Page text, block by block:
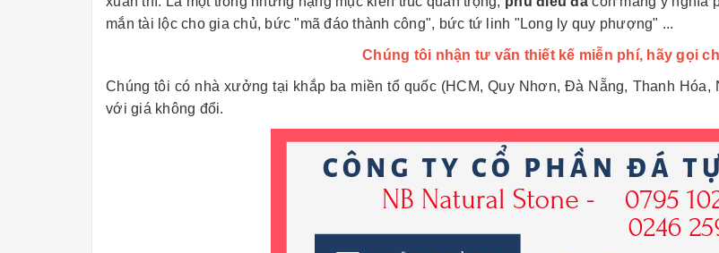
mắn tài lộc cho gia chủ, bức "mã đáo thành công", bức tứ linh "Long ly quy phượng" ...
Chúng tôi nhận tư vấn thiết kế miễn phí, hãy gọi
Chúng tôi có nhà xưởng tại khắp ba miền tổ quốc (HCM, Quy Nhơn, Đà Nẵng, Thanh
với giá không đổi.